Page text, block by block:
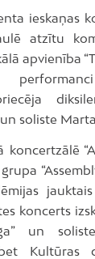
ieskaņas
atzītu
apvienība
un soliste
koncertzālē
koncerts
un
Kultūras